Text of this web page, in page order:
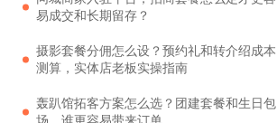
易成交和长期留存？
摄影套餐分佣怎么设？预约礼和转介绍成本
测算，实体店老板实操指南
轰趴馆拓客方案怎么选？团建套餐和生日包